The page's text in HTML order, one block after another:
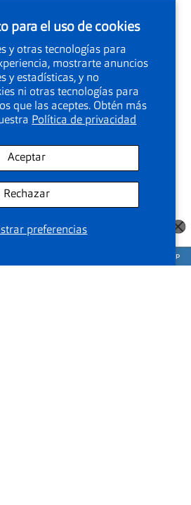
para el uso de cookies
y otras tecnologías para
mostrarte anuncios
y estadísticas, y no
ni otras tecnologías para
que las aceptes. Obtén más
Política de privacidad
preferencias
Aceptar
Rechazar